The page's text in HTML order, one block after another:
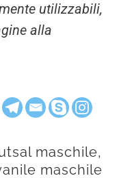
utilizzabili,
alla
maschile,
maschile